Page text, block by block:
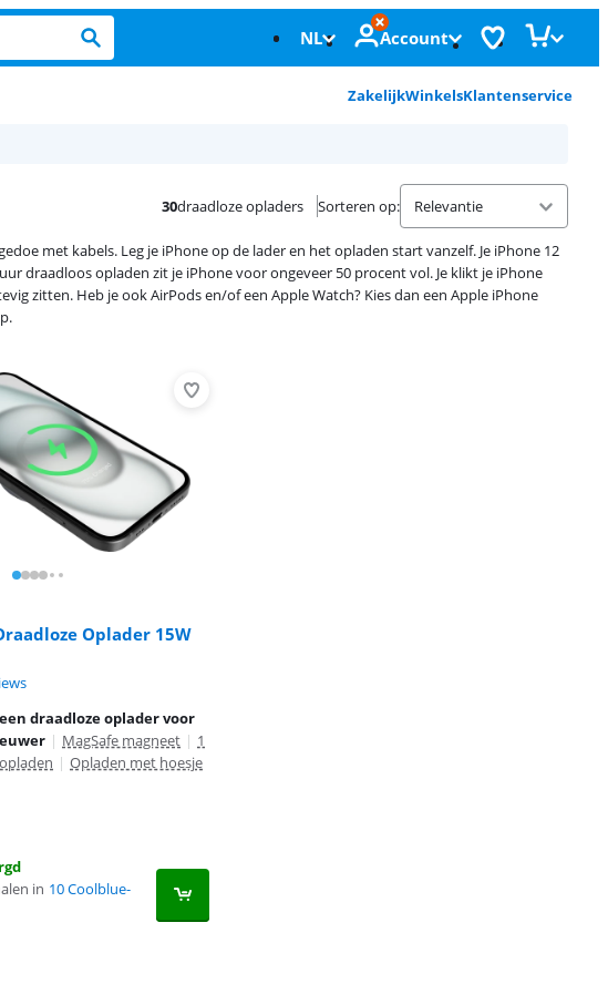
NL Account
ZakelijkWinkelsKlantenservice
30draadloze opladers Sorteren op:
met kabels. Leg je iPhone op de lader en het opladen start vanzelf. Je iPhone 12
draadloos opladen zit je iPhone voor ongeveer 50 procent vol. Je klikt je iPhone
zitten. Heb je ook AirPods en/of een Apple Watch? Kies dan een Apple iPhone
Oplader 15W
draadloze oplader voor
| MagSafe magneet | 1
| Opladen met hoesje
in 10 Coolblue-